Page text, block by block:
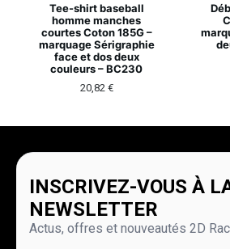
Tee-shirt baseball
homme manches
courtes Coton 185G –
marquage Sérigraphie
face et dos deux
couleurs – BC230
20,82 €
INSCRIVEZ-VOUS À
NEWSLETTER
Actus, offres et nouveautés 2D